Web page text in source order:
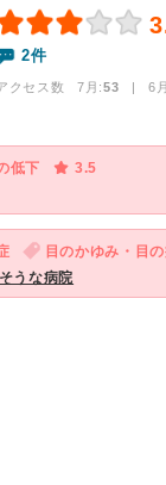
2件
クセス数 7月:53 | 6
低下
3.5
目のかゆみ・目
うな病院